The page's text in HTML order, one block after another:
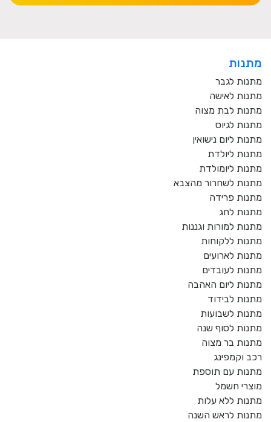
מתנות
מתנות לגבר
מתנות לאישה
מתנות לבת מצוה
מתנות לגיוס
מתנות ליום נישואין
מתנות ליולדת
מתנות ליומולדת
מתנות לשחרור מהצבא
מתנות פרידה
מתנות לחג
מתנות למורות וגננות
מתנות ללקוחות
מתנות לארועים
מתנות לעובדים
מתנות ליום האהבה
מתנות לבידוד
מתנות לשבועות
מתנות לסוף שנה
מתנות בר מצוה
רכב וקמפינג
מתנות עם תוספת
מוצרי חשמל
מתנות ללא עלות
מתנות לראש השנה